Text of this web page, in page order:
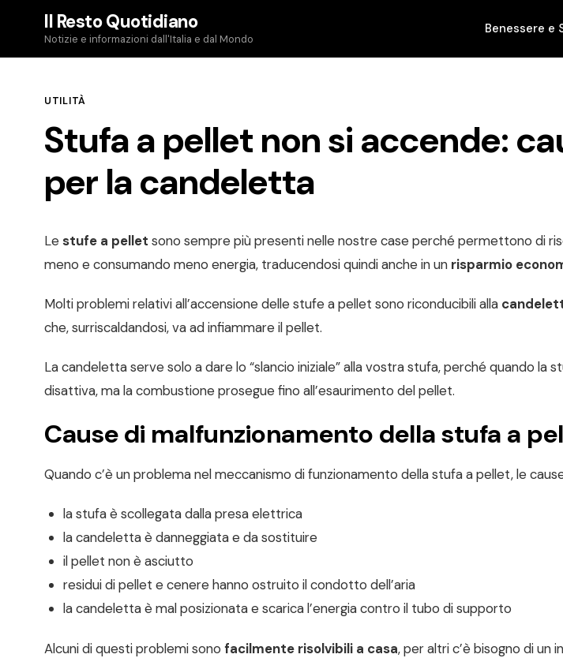
Il Resto Quotidiano
Notizie e informazioni dall'Italia e dal Mondo
Benessere e
UTILITÀ
Stufa a pellet non si accende:
per la candeletta
Lestufe a pellet sono sempre più presenti nelle nostre case perché permettono di
meno e consumando meno energia, traducendosi quindi anche in un risparmio
Molti problemi relativi all’accensione delle stufe a pellet sono riconducibili alla
che, surriscaldandosi, va ad infiammare il pellet.
La candeletta serve solo a dare lo “slancio iniziale” alla vostra stufa, perché quando la
disattiva, ma la combustione prosegue fino all’esaurimento del pellet.
Cause di malfunzionamento della stufa a
Quando c’è un problema nel meccanismo di funzionamento della stufa a pellet, le
la stufa è scollegata dalla presa elettrica
la candeletta è danneggiata e da sostituire
il pellet non è asciutto
residui di pellet e cenere hanno ostruito il condotto dell’aria
la candeletta è mal posizionata e scarica l’energia contro il tubo di supporto
Alcuni di questi problemi sono facilmente risolvibili a casa, per altri c’è bisogno di un